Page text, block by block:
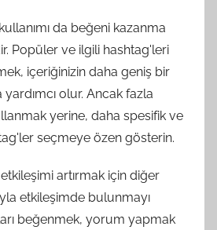
da beğeni kazanma
Popüler ve ilgili hashtag'leri
içeriğinizin daha geniş bir
olur. Ancak fazla
yerine, daha spesifik ve
seçmeye özen gösterin.
etkileşimi artırmak için diğer
etkileşimde bulunmayı
beğenmek, yorum yapmak